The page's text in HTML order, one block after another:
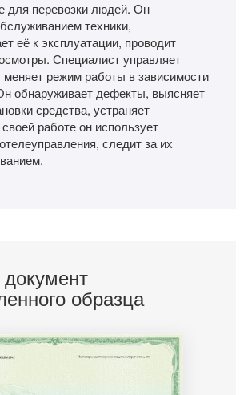
для перевозки людей. Он
техники,
её к эксплуатации, проводит
Специалист управляет
меняет режим работы в зависимости
обнаруживает дефекты, выясняет
средства, устраняет
работе он использует
следит за их
образца